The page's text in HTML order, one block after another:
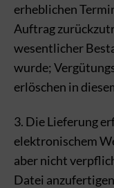
erheblichen
Auftrag
wesentlicher
wurde;
erlöschen in
3. Die Lieferung
elektronischem
aber nicht
Datei